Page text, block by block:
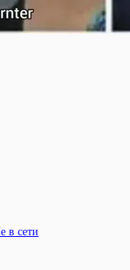
в сети